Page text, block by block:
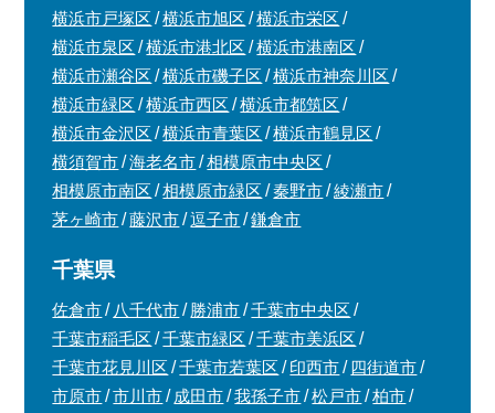
横浜市戸塚区
横浜市旭区
横浜市栄区
横浜市泉区
横浜市港北区
横浜市港南区
横浜市瀬谷区
横浜市磯子区
横浜市神奈川区
横浜市緑区
横浜市西区
横浜市都筑区
横浜市金沢区
横浜市青葉区
横浜市鶴見区
横須賀市
海老名市
相模原市中央区
相模原市南区
相模原市緑区 秦野市
綾瀬市
茅ヶ崎市
藤沢市 逗子市 鎌倉市
千葉県
佐倉市 八千代市 勝浦市
千葉市中央区
千葉市稲毛区
千葉市緑区
千葉市美浜区
千葉市花見川区
千葉市若葉区 印西市
四街道市
市原市
市川市 成田市 我孫子市 松戸市
柏市